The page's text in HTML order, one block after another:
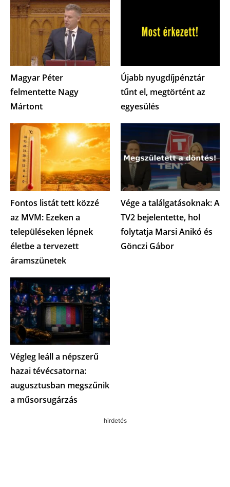
Magyar Péter
felmentette Nagy
Mártont
Újabb nyugdíjpénztár
tűnt el, megtörtént az
egyesülés
Fontos listát tett közzé
az MVM: Ezeken a
településeken lépnek
életbe a tervezett
áramszünetek
Vége a találgatásoknak: A
TV2 bejelentette, hol
folytatja Marsi Anikó és
Gönczi Gábor
Végleg leáll a népszerű
hazai tévécsatorna:
augusztusban megszűnik
a műsorsugárzás
hirdetés